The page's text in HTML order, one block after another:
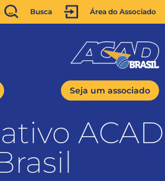
Busca Área do Associado
Seja um associado
ACAD